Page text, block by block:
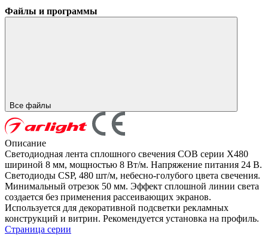
Файлы и программы
Все файлы
Описание
Светодиодная лента сплошного свечения COB серии X480
шириной 8 мм, мощностью 8 Вт/м. Напряжение питания 24 В.
Светодиоды CSP, 480 шт/м, небесно-голубого цвета свечения.
Минимальный отрезок 50 мм. Эффект сплошной линии света
создается без применения рассеивающих экранов.
Используется для декоративной подсветки рекламных
конструкций и витрин. Рекомендуется установка на профиль.
Страница серии